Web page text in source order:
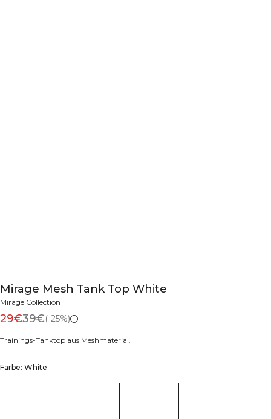
Mirage Mesh Tank Top White
Mirage Collection
29€39€(-25%)
Trainings-Tanktop aus Meshmaterial.
Farbe: White